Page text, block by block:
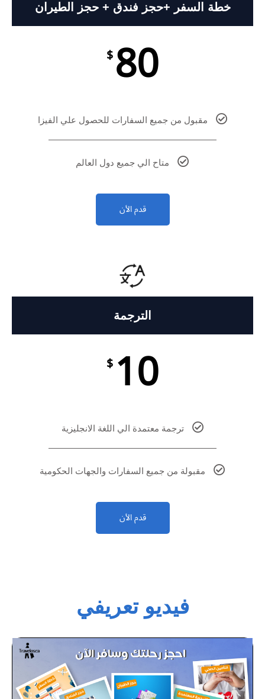
خطة السفر +حجز فندق + حجز الطيران
80
$
مقبول من جميع السفارات للحصول علي الفيزا
متاح الي جميع دول العالم
قدم الأن
الترجمة
10
$
ترجمة معتمدة الي اللغة الانجليزية
مقبولة من جميع السفارات والجهات الحكومية
قدم الأن
فيديو تعريفي